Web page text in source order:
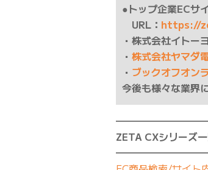
●トップ企業ECサ
URL： https://
・株式会社イトー
・ 株式会社ヤマダ
・ ブックオフオン
今後も様々な業界
ZETA CXシリーズ